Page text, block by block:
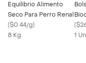
Equilibrio Alimento
Seco Para Perro Renal
($0.44/g)
8 Kg
(
1